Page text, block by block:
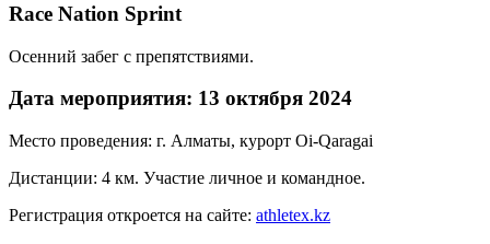
Race Nation Sprint
Осенний забег с препятствиями.
Дата мероприятия: 13 октября 2024
Место проведения: г. Алматы, курорт Oi-Qaragai
Дистанции: 4 км. Участие личное и командное.
Регистрация откроется на сайте: athletex.kz